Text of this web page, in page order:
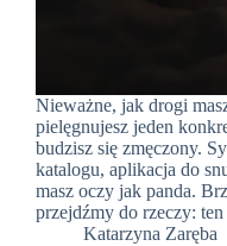
Nieważne, jak drogi
pielęgnujesz jeden
budzisz się zmęczony.
katalogu, aplikacja do
masz oczy jak panda.
przejdźmy do rzeczy:
Katarzyna Zaręba